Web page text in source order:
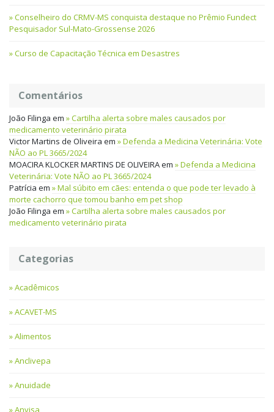
Conselheiro do CRMV-MS conquista destaque no Prêmio Fundect
Pesquisador Sul-Mato-Grossense 2026
Curso de Capacitação Técnica em Desastres
Comentários
João Filinga em
Cartilha alerta sobre males causados por
medicamento veterinário pirata
Victor Martins de Oliveira em
Defenda a Medicina Veterinária: Vote
NÃO ao PL 3665/2024
MOACIRA KLOCKER MARTINS DE OLIVEIRAem
Defenda a Medicina
Veterinária: Vote NÃO ao PL 3665/2024
Patrícia em
Mal súbito em cães: entenda o que pode ter levado à
morte cachorro que tomou banho em pet shop
João Filinga em
Cartilha alerta sobre males causados por
medicamento veterinário pirata
Categorias
Acadêmicos
ACAVET-MS
Alimentos
Anclivepa
Anuidade
Anvisa